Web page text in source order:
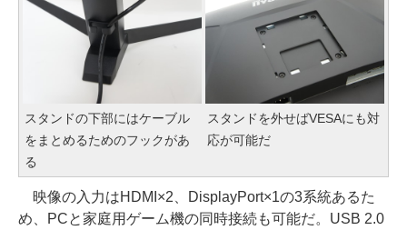
スタンドの下部にはケーブル
をまとめるためのフックがあ
る
スタンドを外せばVESAにも対
応が可能だ
映像の入力はHDMI×2、DisplayPort×1の3系統あるた
め、PCと家庭用ゲーム機の同時接続も可能だ。USB 2.0